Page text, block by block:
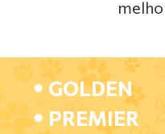
GOLDEN
PREMIER